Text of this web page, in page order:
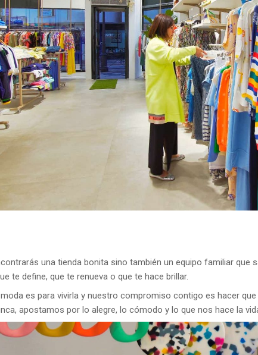
una tienda bonita sino también un equipo familiar que
te define, que te renueva o que te hace brillar.
es para vivirla y nuestro compromiso contigo es hacer
apostamos por lo alegre, lo cómodo y lo que nos hace la